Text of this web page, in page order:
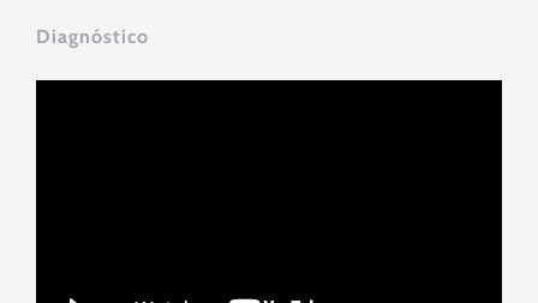
Diagnóstico